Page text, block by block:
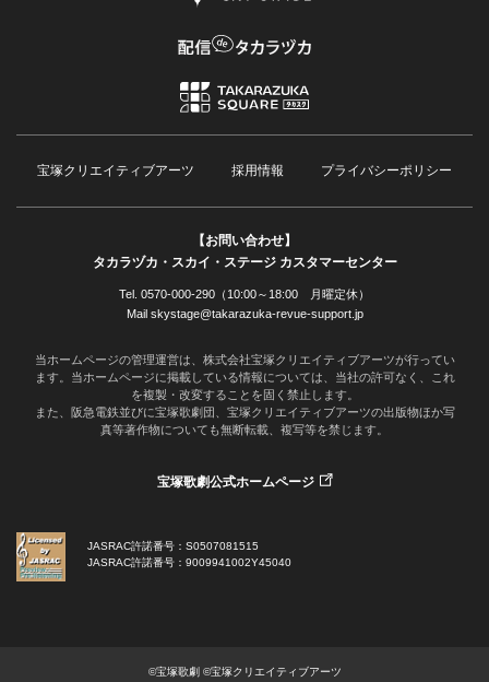
宝塚クリエイティブアーツ 採用情報 プライバシーポリシー
【お問い合わせ】
タカラヅカ・スカイ・ステージ カスタマーセンター
Tel. 0570-000-290（10:00～18:00 月曜定休）
Mail skystage@takarazuka-revue-support.jp
当ホームページの管理運営は、株式会社宝塚クリエイティブアーツが行ってい
ます。当ホームページに掲載している情報については、当社の許可なく、これ
を複製・改変することを固く禁止します。
また、阪急電鉄並びに宝塚歌劇団、宝塚クリエイティブアーツの出版物ほか写
真等著作物についても無断転載、複写等を禁じます。
宝塚歌劇公式ホームページ
JASRAC許諾番号：S0507081515
JASRAC許諾番号：9009941002Y45040
©宝塚歌劇 ©宝塚クリエイティブアーツ